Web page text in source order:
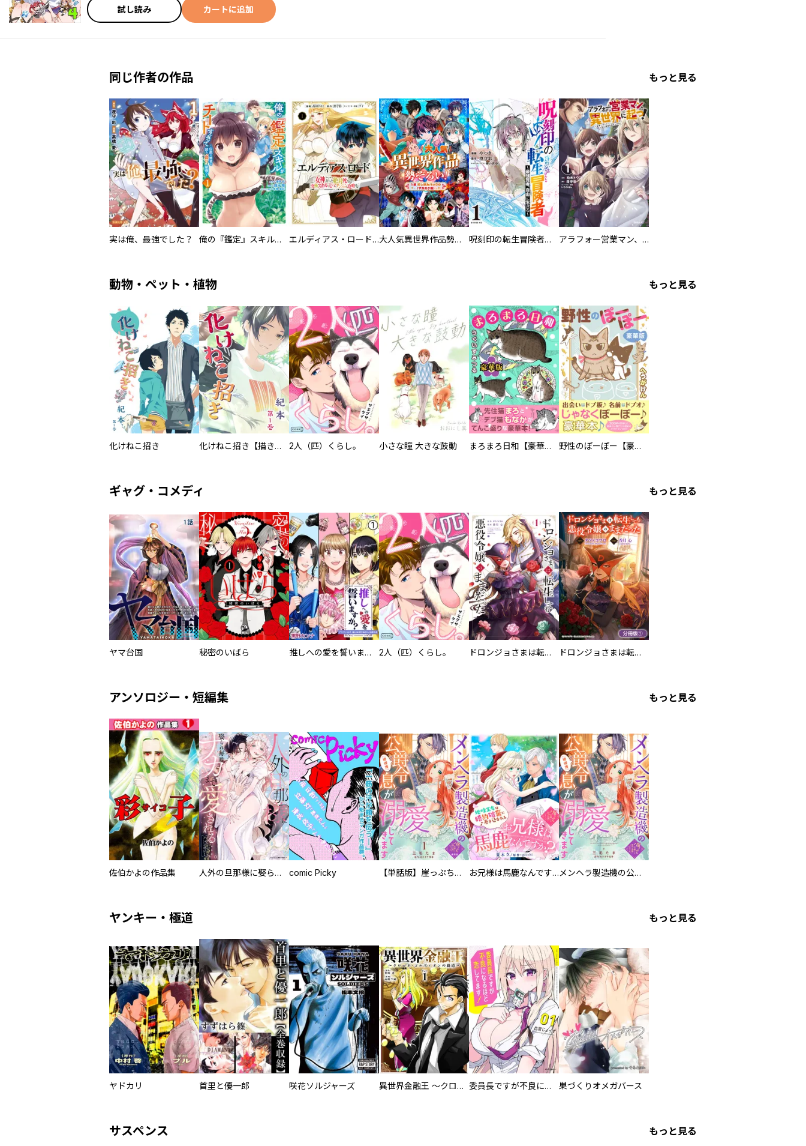
試し読み カートに追加
同じ作者の作品 もっと見る
実は俺、最強でした？ 俺の『鑑定』スキルがチートすぎて エルディアス・ロード 女神にもらった絶対死なない究極スキルで七つのダンジョンを攻略する 大人気異世界作品勢ぞろい！ １話試し読みパック１（マガポケ版） 呪刻印の転生冒険者 ～最強賢者、自由に生きる～ アラフォー営業マン、異世界に起つ！
動物・ペット・植物 もっと見る
化けねこ招き 化けねこ招き【描きおろし付合冊版】 2人（匹）くらし。 小さな瞳 大きな鼓動 まろまろ日和【豪華版】 野性のぽーぽー【豪華版】
ギャグ・コメディ もっと見る
ヤマ台国 秘密のいばら 推しへの愛を誓いますか？～アラサー女子、推しは逃げぬが人生逃げる～ 2人（匹）くらし。 ドロンジョさまは転生しても悪役令嬢のままだった ドロンジョさまは転生しても悪役令嬢のままだった【分冊版】
アンソロジー・短編集 もっと見る
佐伯かよの作品集 人外の旦那様に娶られ毎晩ナカまで愛される…。アンソロジー comic Picky 【単話版】崖っぷち令嬢ですが、意地と策略で幸せになります！シリーズ お兄様は馬鹿なんですか？～地味王女は婚約破棄に巻き込まれる～ メンヘラ製造機の公爵令息（過保護）が溺愛してきます
ヤンキー・極道 もっと見る
ヤドカリ 首里と優一郎 咲花ソルジャーズ 異世界金融王 ～クローネ・ゴルディオンの覇道～ 委員長ですが不良になるほど恋してます！ 巣づくりオメガバース
サスペンス もっと見る